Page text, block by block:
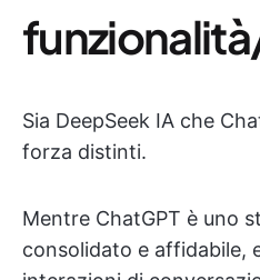
Sia DeepSeek IA che
forza distinti.
Mentre ChatGPT è uno
consolidato e affidabile,